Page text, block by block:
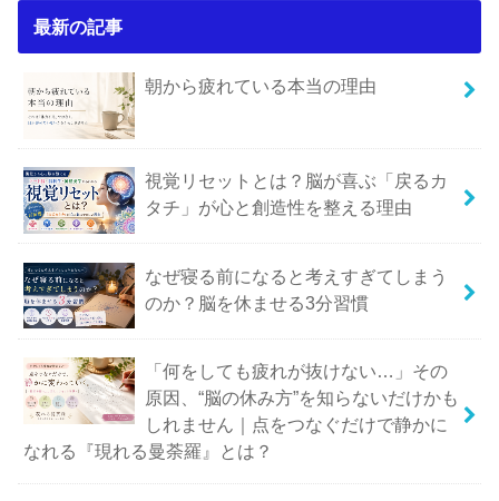
最新の記事
朝から疲れている本当の理由
視覚リセットとは？脳が喜ぶ「戻るカ
タチ」が心と創造性を整える理由
なぜ寝る前になると考えすぎてしまう
のか？脳を休ませる3分習慣
「何をしても疲れが抜けない…」その
原因、“脳の休み方”を知らないだけかも
しれません｜点をつなぐだけで静かに
なれる『現れる曼荼羅』とは？